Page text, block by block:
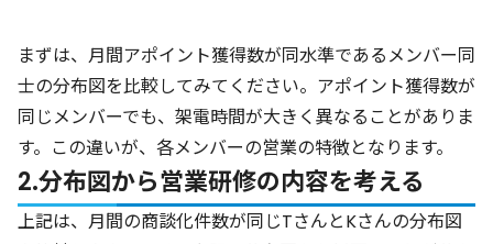
まずは、月間アポイント獲得数が同水準であるメンバー同
士の分布図を比較してみてください。アポイント獲得数が
同じメンバーでも、架電時間が大きく異なることがありま
す。この違いが、各メンバーの営業の特徴となります。
2.分布図から営業研修の内容を考える
上記は、月間の商談化件数が同じTさんとKさんの分布図